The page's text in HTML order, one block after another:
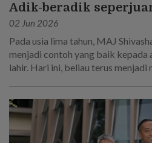
Adik-beradik
02 Jun 2026
Pada usia lima tahun, MAJ
menjadi contoh yang baik kepada
lahir. Hari ini, beliau terus